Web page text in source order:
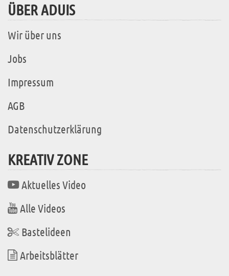
ÜBER ADUIS
Wir über uns
Jobs
Impressum
AGB
Datenschutzerklärung
KREATIV ZONE
Aktuelles Video
Alle Videos
Bastelideen
Arbeitsblätter